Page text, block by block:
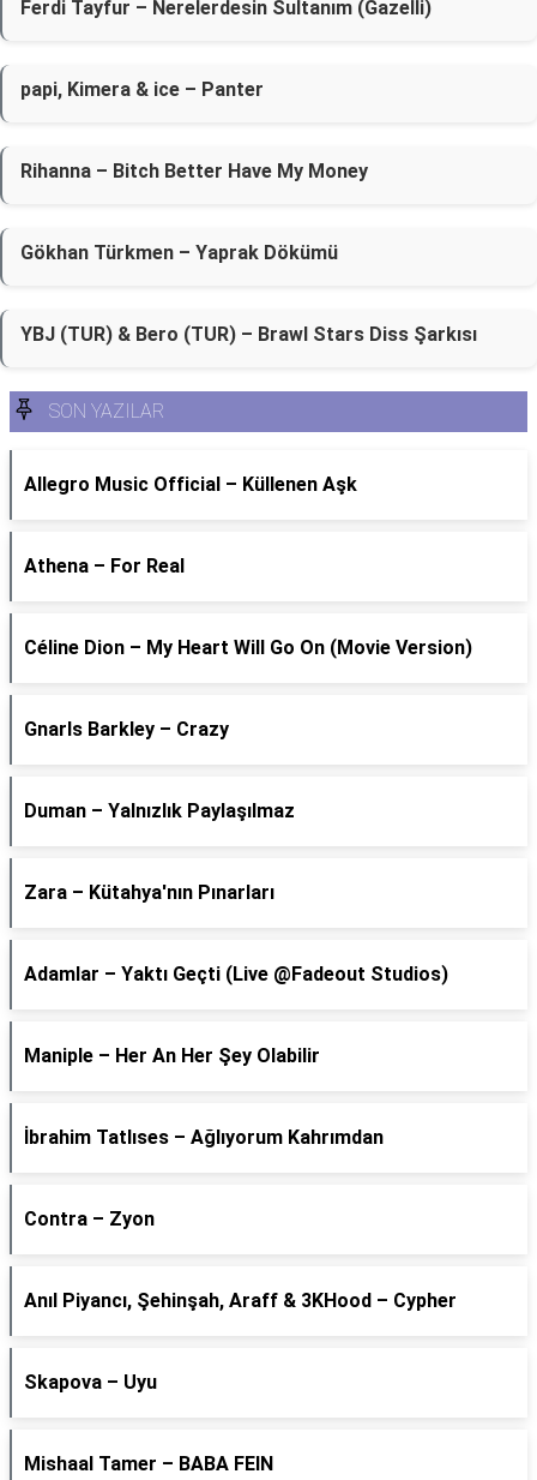
Ferdi Tayfur – Nerelerdesin Sultanım (Gazelli)
​papi, Kimera & ice – Panter
Rihanna – Bitch Better Have My Money
Gökhan Türkmen – Yaprak Dökümü
YBJ (TUR) & Bero (TUR) – Brawl Stars Diss Şarkısı
SON YAZILAR
Allegro Music Official – Küllenen Aşk
Athena – For Real
Céline Dion – My Heart Will Go On (Movie Version)
Gnarls Barkley – Crazy
Duman – Yalnızlık Paylaşılmaz
Zara – Kütahya'nın Pınarları
Adamlar – Yaktı Geçti (Live @Fadeout Studios)
Maniple – Her An Her Şey Olabilir
İbrahim Tatlıses – Ağlıyorum Kahrımdan
Contra – Zyon
Anıl Piyancı, Şehinşah, Araff & 3KHood – Cypher
Skapova – Uyu
Mishaal Tamer – BABA FEIN